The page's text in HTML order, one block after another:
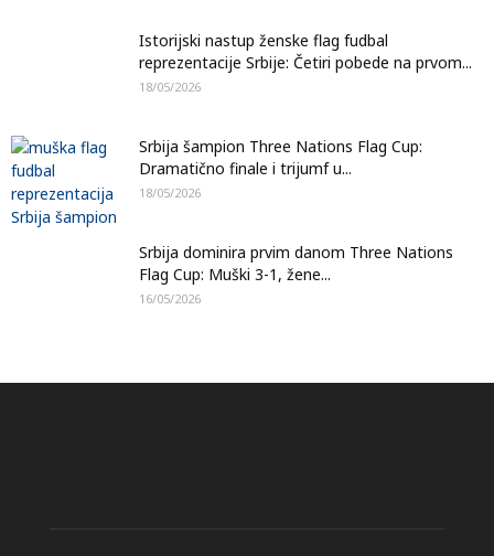
Istorijski nastup ženske flag fudbal
reprezentacije Srbije: Četiri pobede na prvom...
18/05/2026
Srbija šampion Three Nations Flag Cup:
Dramatično finale i trijumf u...
18/05/2026
Srbija dominira prvim danom Three Nations
Flag Cup: Muški 3-1, žene...
16/05/2026